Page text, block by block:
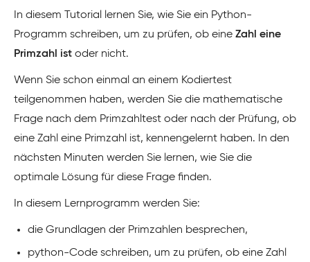
In diesem Tutorial lernen Sie, wie Sie ein Python-
Programm schreiben, um zu prüfen, ob eine Zahl eine
Primzahl ist oder nicht.
Wenn Sie schon einmal an einem Kodiertest
teilgenommen haben, werden Sie die mathematische
Frage nach dem Primzahltest oder nach der Prüfung, ob
eine Zahl eine Primzahl ist, kennengelernt haben. In den
nächsten Minuten werden Sie lernen, wie Sie die
optimale Lösung für diese Frage finden.
In diesem Lernprogramm werden Sie:
die Grundlagen der Primzahlen besprechen,
python-Code schreiben, um zu prüfen, ob eine Zahl